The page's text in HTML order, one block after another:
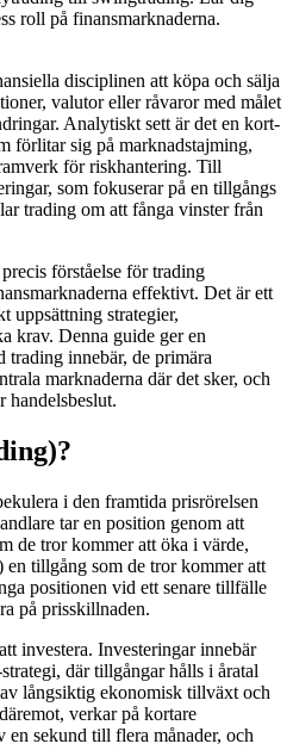
roll på finansmarknaderna.
disciplinen att köpa och sälja
valutor eller råvaror med målet
Analytiskt sett är det en kort-
förlitar sig på marknadstajming,
för riskhantering. Till
som fokuserar på en tillgångs
trading om att fånga vinster från
förståelse för trading
effektivt. Det är ett
uppsättning strategier,
krav. Denna guide ger en
trading innebär, de primära
marknaderna där det sker, och
handelsbeslut.
i den framtida prisrörelsen
tar en position genom att
de tror kommer att öka i värde,
tillgång som de tror kommer att
positionen vid ett senare tillfälle
på prisskillnaden.
investera. Investeringar innebär
där tillgångar hålls i åratal
långsiktig ekonomisk tillväxt och
verkar på kortare
en sekund till flera månader, och